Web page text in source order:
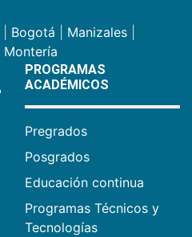
Bogotá Manizales
Montería
PROGRAMAS
ACADÉMICOS
Pregrados
Posgrados
Educación continua
Programas Técnicos y
Tecnologías